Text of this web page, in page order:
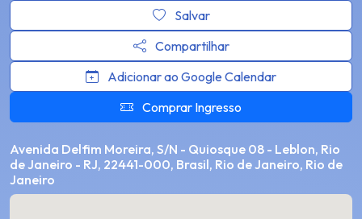
Salvar
Compartilhar
Adicionar ao Google Calendar
Comprar Ingresso
Avenida Delfim Moreira, S/N - Quiosque 08 - Leblon, Rio
de Janeiro - RJ, 22441-000, Brasil, Rio de Janeiro, Rio de
Janeiro